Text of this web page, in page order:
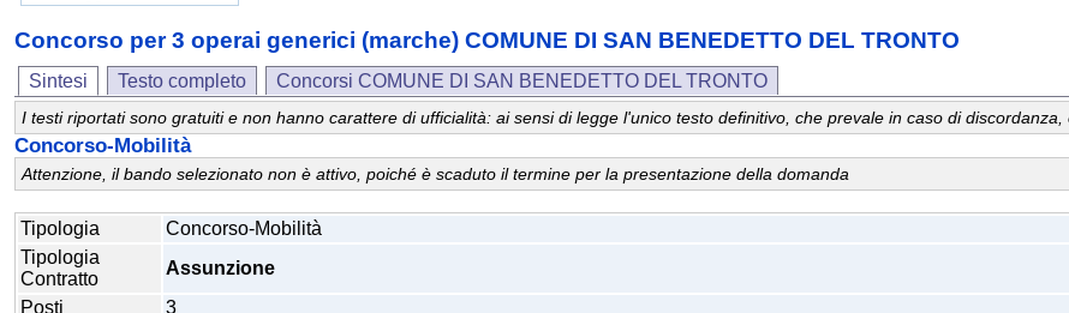
Concorso per 3 operai generici (marche) COMUNE DI SAN BENEDETTO DEL TRONTO
Sintesi Testo completo Concorsi COMUNE DI SAN BENEDETTO DEL TRONTO
I testi riportati sono gratuiti e non hanno carattere di ufficialità: ai sensi di legge l'unico testo definitivo, che prevale in caso di discordanza,
Concorso-Mobilità
Attenzione, il bando selezionato non è attivo, poiché è scaduto il termine per la presentazione della domanda
Tipologia
Concorso-Mobilità
Tipologia
Contratto
Assunzione
Posti
3